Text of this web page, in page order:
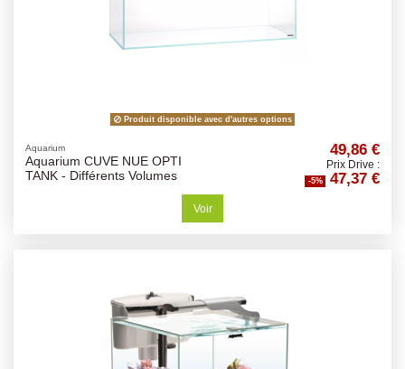
Produit disponible avec d'autres options
Aquarium
Aquarium CUVE NUE OPTI
TANK - Différents Volumes
49,86 €
Prix Drive :
-5% 47,37 €
Voir